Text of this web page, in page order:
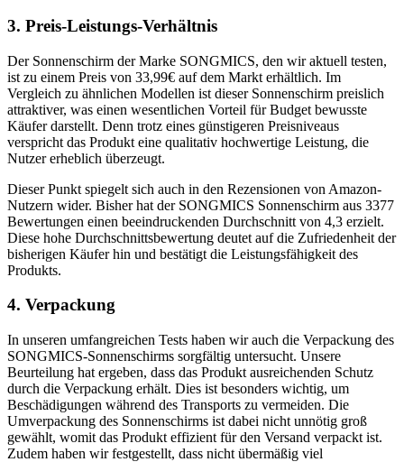
3. Preis-Leistungs-Verhältnis
Der Sonnenschirm der Marke SONGMICS, den wir aktuell testen,
ist zu einem Preis von 33,99€ auf dem Markt erhältlich. Im
Vergleich zu ähnlichen Modellen ist dieser Sonnenschirm preislich
attraktiver, was einen wesentlichen Vorteil für Budget bewusste
Käufer darstellt. Denn trotz eines günstigeren Preisniveaus
verspricht das Produkt eine qualitativ hochwertige Leistung, die
Nutzer erheblich überzeugt.
Dieser Punkt spiegelt sich auch in den Rezensionen von Amazon-
Nutzern wider. Bisher hat der SONGMICS Sonnenschirm aus 3377
Bewertungen einen beeindruckenden Durchschnitt von 4,3 erzielt.
Diese hohe Durchschnittsbewertung deutet auf die Zufriedenheit der
bisherigen Käufer hin und bestätigt die Leistungsfähigkeit des
Produkts.
4. Verpackung
In unseren umfangreichen Tests haben wir auch die Verpackung des
SONGMICS-Sonnenschirms sorgfältig untersucht. Unsere
Beurteilung hat ergeben, dass das Produkt ausreichenden Schutz
durch die Verpackung erhält. Dies ist besonders wichtig, um
Beschädigungen während des Transports zu vermeiden. Die
Umverpackung des Sonnenschirms ist dabei nicht unnötig groß
gewählt, womit das Produkt effizient für den Versand verpackt ist.
Zudem haben wir festgestellt, dass nicht übermäßig viel